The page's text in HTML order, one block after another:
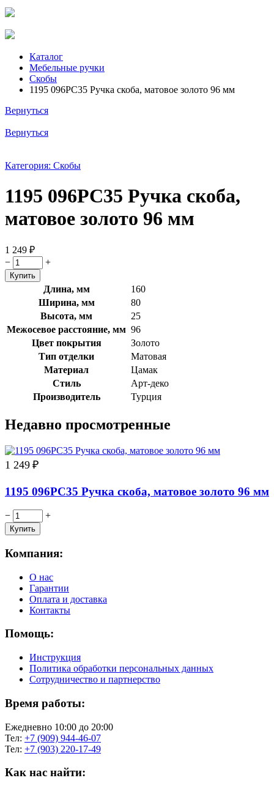
Каталог
Мебельные ручки
Скобы
1195 096PC35 Ручка скоба, матовое золото 96 мм
Вернуться
Вернуться
Категория: Скобы
1195 096PC35 Ручка скоба,
матовое золото 96 мм
1 249 ₽
−
+
Длина, мм
160
Ширина, мм
80
Высота, мм
25
Межосевое расстояние, мм 96
Цвет покрытия
Золото
Тип отделки
Матовая
Материал
Цамак
Стиль
Арт-деко
Производитель
Турция
Недавно просмотренные
1 249 ₽
1195 096PC35 Ручка скоба, матовое золото 96 мм
− +
Компания:
О нас
Гарантии
Оплата и доставка
Контакты
Помощь:
Инструкция
Политика обработки персональных данных
Сотрудничество и партнерство
Время работы:
Ежедневно 10:00 до 20:00
Тел: +7 (909) 944-46-07
Тел: +7 (903) 220-17-49
Как нас найти: